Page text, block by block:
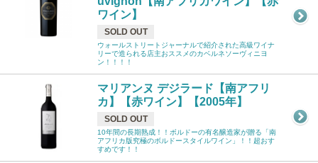
ワイン】
SOLD OUT
ウォールストリートジャーナルで紹介された高級ワイナ
リーで造られる店主おススメのカベルネソーヴィニヨ
ン！！！！
マリアンヌ デジラード【南アフリ
カ】【赤ワイン】【2005年】
SOLD OUT
10年間の長期熟成！！ボルドーの有名醸造家が贈る「南
アフリカ版究極のボルドースタイルワイン」！！超おす
すめです！！